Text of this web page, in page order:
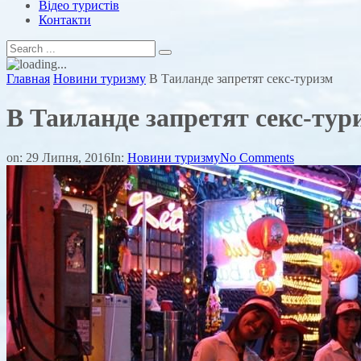
Відео туристів
Контакти
Главная Новини туризму В Таиланде запретят секс-туризм
В Таиланде запретят секс-
on: 29 Липня, 2016In: Новини туризмуNo Comments